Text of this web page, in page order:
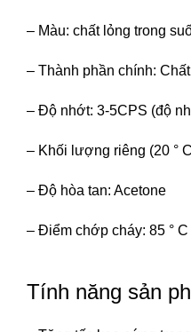
– Màu: chất lỏng trong
– Thành phần chính:
– Độ nhớt: 3-5CPS (độ
– Khối lượng riêng (20 °
– Độ hòa tan: Acetone
– Điểm chớp cháy: 85 ° C
Tính năng sản